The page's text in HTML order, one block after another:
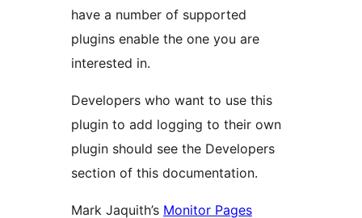
have a number of supported
plugins enable the one you are
interested in.
Developers who want to use this
plugin to add logging to their own
plugin should see the Developers
section of this documentation.
Mark Jaquith’s Monitor Pages